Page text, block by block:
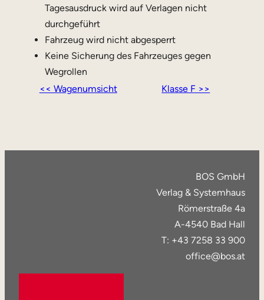
Tagesausdruck wird auf Verlagen nicht
durchgeführt
Fahrzeug wird nicht abgesperrt
Keine Sicherung des Fahrzeuges gegen
Wegrollen
<< Wagenumsicht
Klasse F >>
BOS GmbH
Verlag & Systemhaus
Römerstraße 4a
A-4540 Bad Hall
T: +43 7258 33 900
office@bos.at